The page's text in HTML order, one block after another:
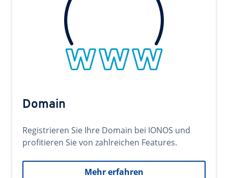
Domain
Registrieren Sie Ihre Domain bei IONOS und
profitieren Sie von zahlreichen Features.
Mehr erfahren